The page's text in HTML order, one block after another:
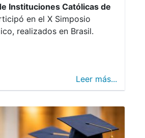
Instituciones Católicas de
en el X Simposio
realizados en Brasil.
Leer más...